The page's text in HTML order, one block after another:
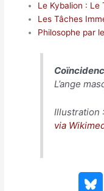
Le Kybalion : Le
Les Tâches
Philosophe par
L’ange
Illustration
via